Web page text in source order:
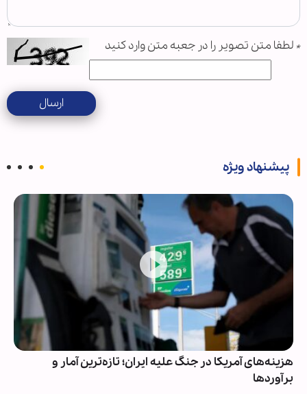
* لطفا متن تصویر را در جعبه متن وارد کنید
ارسال
پیشنهاد ویژه
هزینه‌های آمریکا در جنگ علیه ایران؛ تازه‌ترین آمار و
برآوردها